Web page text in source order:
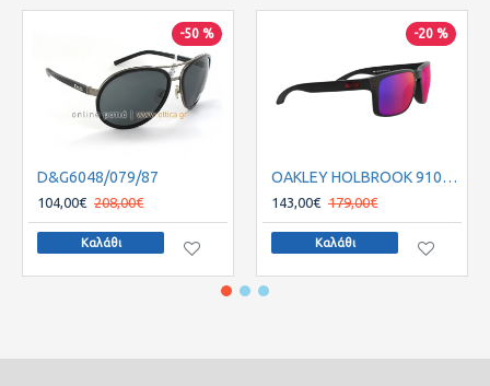
-50 %
D&G6048/079/87
104,00€ 208,00€
Καλάθι
-20 %
OAKLEY HOLBROOK 9102-36
143,00€ 179,00€
Καλάθι